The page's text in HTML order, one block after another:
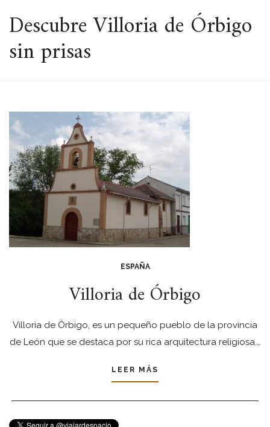
ESPACIO
Descubre Villoria de Órbigo
sin prisas
ESPAÑA
Villoria de Órbigo
Villoria de Órbigo, es un pequeño pueblo de la provincia
de León que se destaca por su rica arquitectura religiosa.…
LEER MÁS